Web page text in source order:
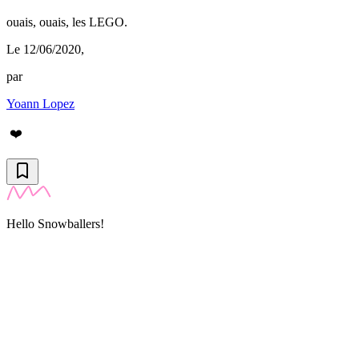
ouais, ouais, les LEGO.
Le 12/06/2020,
par
Yoann Lopez
❤️
Hello Snowballers!